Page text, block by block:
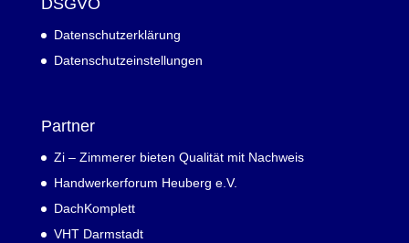
DSGVO
Datenschutzerklärung
Datenschutzeinstellungen
Partner
Zi – Zimmerer bieten Qualität mit Nachweis
Handwerkerforum Heuberg e.V.
DachKomplett
VHT Darmstadt